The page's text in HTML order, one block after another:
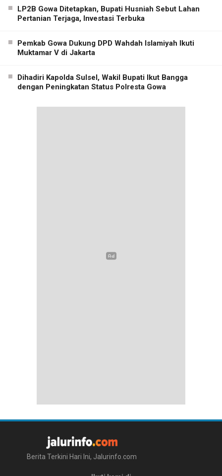
LP2B Gowa Ditetapkan, Bupati Husniah Sebut Lahan
Pertanian Terjaga, Investasi Terbuka
Pemkab Gowa Dukung DPD Wahdah Islamiyah Ikuti
Muktamar V di Jakarta
Dihadiri Kapolda Sulsel, Wakil Bupati Ikut Bangga
dengan Peningkatan Status Polresta Gowa
Berita Terkini Hari Ini, Jalurinfo.com